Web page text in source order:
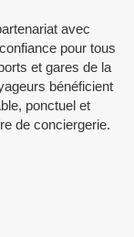
avec
pour tous
et gares de la
bénéficient
ponctuel et
de conciergerie.